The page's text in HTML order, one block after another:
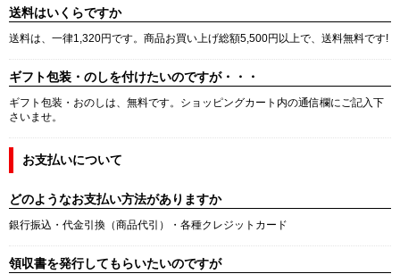
送料はいくらですか
送料は、一律1,320円です。商品お買い上げ総額5,500円以上で、送料無料です!
ギフト包装・のしを付けたいのですが・・・
ギフト包装・おのしは、無料です。ショッピングカート内の通信欄にご記入下
さいませ。
お支払いについて
どのようなお支払い方法がありますか
銀行振込・代金引換（商品代引）・各種クレジットカード
領収書を発行してもらいたいのですが